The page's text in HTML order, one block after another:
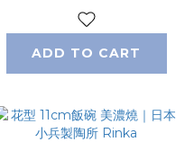
ADD TO CART